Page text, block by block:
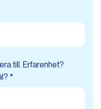
till. Erfarenhet?
*